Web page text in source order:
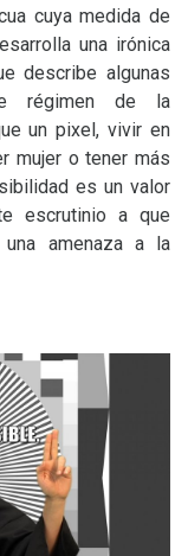
cuya medida de
una irónica
describe algunas
régimen de la
un pixel, vivir en
mujer o tener más
es un valor
escrutinio a que
amenaza a la